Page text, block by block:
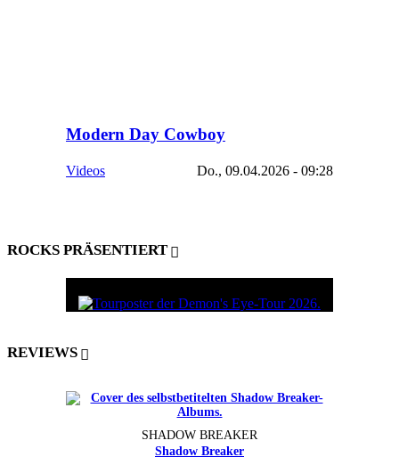
Modern Day Cowboy
Videos Do., 09.04.2026 - 09:28
ROCKS PRÄSENTIERT
REVIEWS
SHADOW BREAKER
Shadow Breaker